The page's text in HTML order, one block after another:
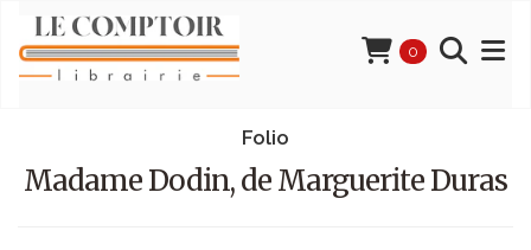
0
Folio
Madame Dodin, de Marguerite Duras